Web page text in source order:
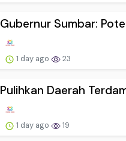
Gubernur Sumbar:
1 day ago 23
Pulihkan Daerah
1 day ago 19